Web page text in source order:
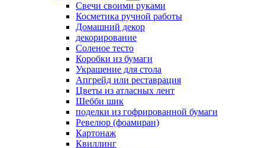
Свечи своими руками
Косметика ручной работы
Домашний декор
декорирование
Соленое тесто
Коробки из бумаги
Украшение для стола
Апгрейд или реставрация
Цветы из атласных лент
Шебби шик
поделки из гофрированной бумаги
Ревелюр (фоамиран)
Картонаж
Квиллинг